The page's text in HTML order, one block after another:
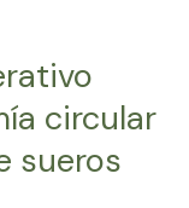
circular
sueros